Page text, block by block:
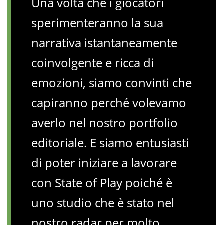
sperimenteranno la sua
narrativa istantaneamente
coinvolgente e ricca di
emozioni, siamo convinti che
capiranno perché volevamo
averlo nel nostro portfolio
editoriale. E siamo entusiasti
di poter iniziare a lavorare
con State of Play poiché è
uno studio che è stato nel